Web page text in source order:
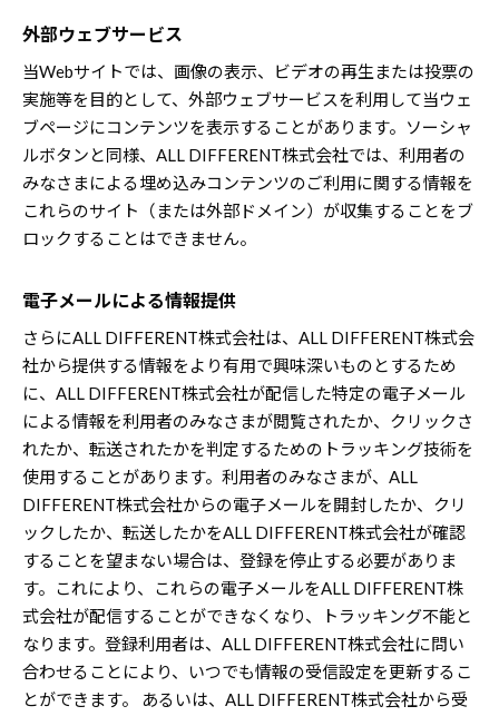
外部ウェブサービス
当Webサイトでは、画像の表示、ビデオの再生または投票の
実施等を目的として、外部ウェブサービスを利用して当ウェ
ブページにコンテンツを表示することがあります。ソーシャ
ルボタンと同様、ALL DIFFERENT株式会社では、利用者の
みなさまによる埋め込みコンテンツのご利用に関する情報を
これらのサイト（または外部ドメイン）が収集することをブ
ロックすることはできません。
電子メールによる情報提供
さらにALL DIFFERENT株式会社は、ALL DIFFERENT株式会
社から提供する情報をより有用で興味深いものとするため
に、ALL DIFFERENT株式会社が配信した特定の電子メール
による情報を利用者のみなさまが閲覧されたか、クリックさ
れたか、転送されたかを判定するためのトラッキング技術を
使用することがあります。利用者のみなさまが、ALL
DIFFERENT株式会社からの電子メールを開封したか、クリ
ックしたか、転送したかをALL DIFFERENT株式会社が確認
することを望まない場合は、登録を停止する必要がありま
す。これにより、これらの電子メールをALL DIFFERENT株
式会社が配信することができなくなり、トラッキング不能と
なります。登録利用者は、ALL DIFFERENT株式会社に問い
合わせることにより、いつでも情報の受信設定を更新するこ
とができます。 あるいは、ALL DIFFERENT株式会社から受